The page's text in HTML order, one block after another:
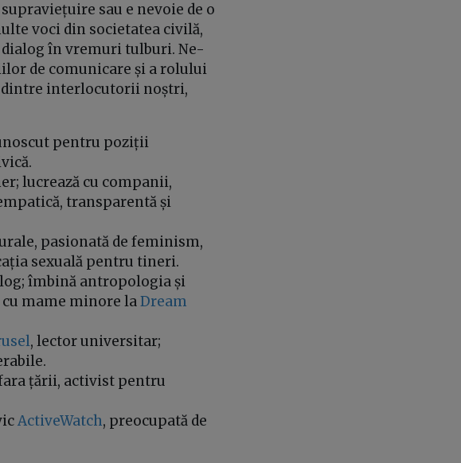
sau e nevoie de o
voci din societatea civilă,
în vremuri tulburi. Ne-
de comunicare și a rolului
dintre interlocutorii noștri,
pentru poziții
lucrează cu companii,
transparentă și
pasionată de feminism,
sexuală pentru tineri.
îmbină antropologia și
mame minore laDream
, lector universitar;
țării, activist pentru
ActiveWatch, preocupată de